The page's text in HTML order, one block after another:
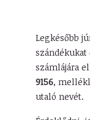
Legkésőbb
szándékukat
számlájára
9156,
utaló nevét.